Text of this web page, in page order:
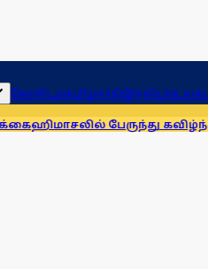
ஜோதிடம்தமிழ்நாடுஇந்தியா
பேருந்து கவிழ்ந்து விபத்து!